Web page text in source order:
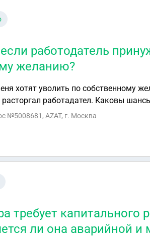
работодатель
желанию?
хотят уволить по собственному
работадател. Каковы
№5008681, AZAT, г. Москва
требует капитального
ли она аварийной и